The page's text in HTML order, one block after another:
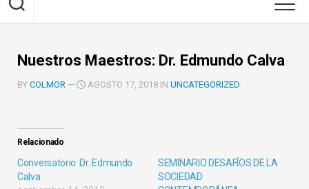
Nuestros Maestros: Dr. Edmundo Calva
BY COLMOR — AGOSTO 17, 2018 IN UNCATEGORIZED
Relacionado
Conversatorio: Dr. Edmundo
Calva
SEMINARIO DESAFÍOS DE LA
SOCIEDAD